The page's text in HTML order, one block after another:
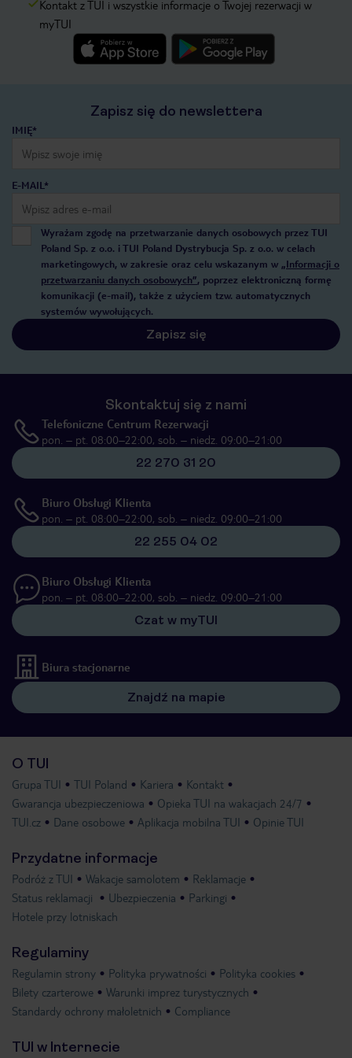
Kontakt z TUI i wszystkie informacje o Twojej rezerwacji w
myTUI
Zapisz się do newslettera
IMIĘ*
E-MAIL*
Wyrażam zgodę na przetwarzanie danych osobowych przez TUI
Poland Sp. z o.o. i TUI Poland Dystrybucja Sp. z o.o. w celach
marketingowych, w zakresie oraz celu wskazanym w „Informacji o
przetwarzaniu danych osobowych”, poprzez elektroniczną formę
komunikacji (e-mail), także z użyciem tzw. automatycznych
systemów wywołujących.
Zapisz się
Skontaktuj się z nami
Telefoniczne Centrum Rezerwacji
pon. – pt. 08:00–22:00, sob. – niedz. 09:00–21:00
22 270 31 20
Biuro Obsługi Klienta
pon. – pt. 08:00–22:00, sob. – niedz. 09:00–21:00
22 255 04 02
Biuro Obsługi Klienta
pon. – pt. 08:00–22:00, sob. – niedz. 09:00–21:00
Czat w myTUI
Biura stacjonarne
Znajdź na mapie
O TUI
Grupa TUI TUI Poland Kariera
Kontakt
Gwarancja ubezpieczeniowa
Opieka TUI na wakacjach 24/7
TUI.cz
Dane osobowe Aplikacja mobilna TUI Opinie TUI
Przydatne informacje
Podróż z TUI Wakacje samolotem
Reklamacje
Status reklamacji
Ubezpieczenia
Parkingi
Hotele przy lotniskach
Regulaminy
Regulamin strony Polityka prywatności
Polityka cookies
Bilety czarterowe
Warunki imprez turystycznych
Standardy ochrony małoletnich
Compliance
TUI w Internecie